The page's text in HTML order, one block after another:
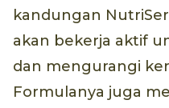
kandungan
akan bekerja aktif
dan mengurangi
Formulanya juga